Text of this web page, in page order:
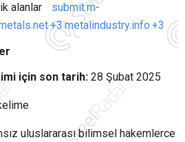
alanlar
submit.m-
+3metalindustry.info +3
için son tarih: 28 Şubat 2025
uluslararası bilimsel hakemlerce